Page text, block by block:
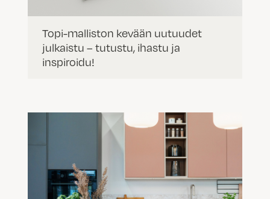
Topi-malliston kevään uutuudet
julkaistu – tutustu, ihastu ja
inspiroidu!